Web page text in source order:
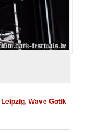
Leipzig,Wave Gotik